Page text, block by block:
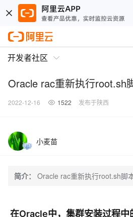
开发者社区
Oracle rac重新执行root.sh
2022-12-16 1522 发布于陕西
小麦苗
简介： Oracle rac重新执行root.sh脚
在Oracle中，集群安装过程